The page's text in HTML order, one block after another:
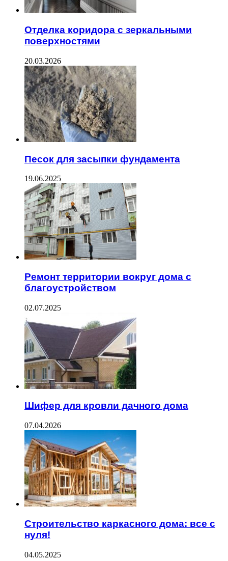
Отделка коридора с зеркальными
поверхностями
20.03.2026
Песок для засыпки фундамента
19.06.2025
Ремонт территории вокруг дома с
благоустройством
02.07.2025
Шифер для кровли дачного дома
07.04.2026
Строительство каркасного дома: все с
нуля!
04.05.2025